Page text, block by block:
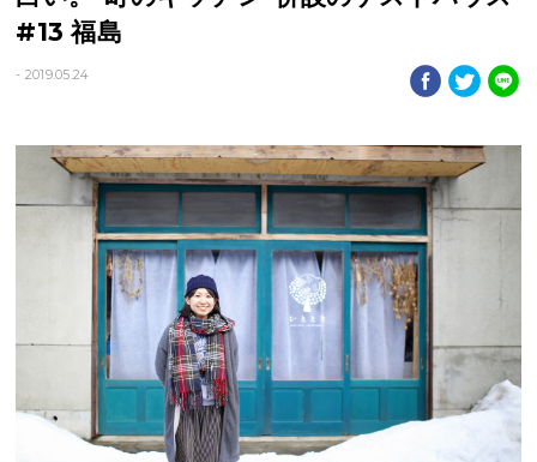
#13 福島
- 2019.05.24